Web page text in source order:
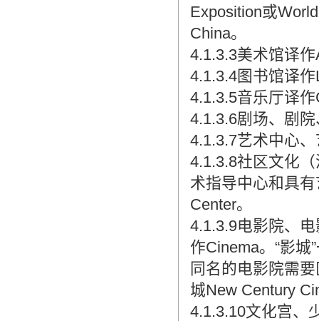
Exposition或
China。
4.1.3.3美术馆译
4.1.3.4图书馆译
4.1.3.5音乐厅译
4.1.3.6剧场、剧
4.1.3.7艺术中心
4.1.3.8社区文化
术指导中心和具
Center。
4.1.3.9电影院、
作Cinema。“影
同名的电影院需
城New Century
4.1.3.10文化宫、